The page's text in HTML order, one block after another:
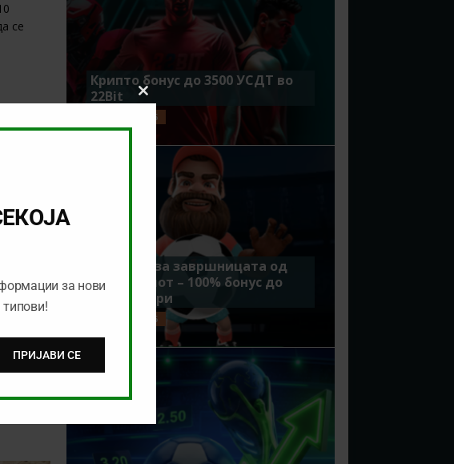
се
Крипто бонус до 3500 УСДТ во
22Bit
ЈУЛИ 29, 2026
Идеално за завршницата од
Мундијалот – 100% бонус до
7500 денари
ЈУЛИ 15, 2026
Close
this
module
за нови
ПРИЈАВИ СЕ